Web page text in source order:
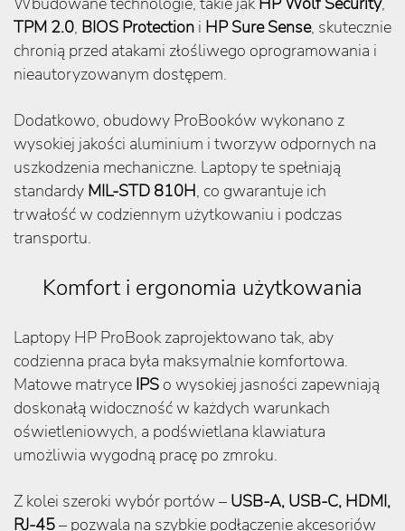
TPM 2.0, BIOS Protection i HP Sure Sense, skutecznie
chronią przed atakami złośliwego oprogramowania i
nieautoryzowanym dostępem.
Dodatkowo, obudowy ProBooków wykonano z
wysokiej jakości aluminium i tworzyw odpornych na
uszkodzenia mechaniczne. Laptopy te spełniają
standardy MIL-STD 810H, co gwarantuje ich
trwałość w codziennym użytkowaniu i podczas
transportu.
Komfort i ergonomia użytkowania
Laptopy HP ProBook zaprojektowano tak, aby
codzienna praca była maksymalnie komfortowa.
Matowe matryce IPS o wysokiej jasności zapewniają
doskonałą widoczność w każdych warunkach
oświetleniowych, a podświetlana klawiatura
umożliwia wygodną pracę po zmroku.
Z kolei szeroki wybór portów – USB-A, USB-C, HDMI,
RJ-45– pozwala na szybkie podłączenie akcesoriów